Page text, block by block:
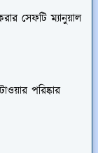
সেফটি ম্যানুয়াল
পরিষ্কার